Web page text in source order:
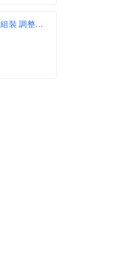
新竹-自動化設備組裝 調整測試人員